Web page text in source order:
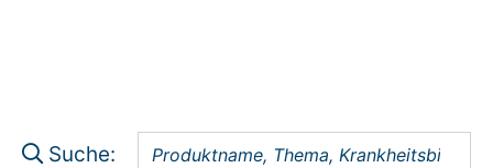
Suche: